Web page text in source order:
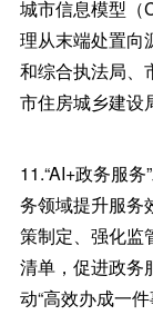
城市信息模型（
理从末端处置向
和综合执法局、
市住房城乡建设
11.“AI+政务服
务领域提升服务
策制定、强化监
清单，促进政务
动“高效办成一